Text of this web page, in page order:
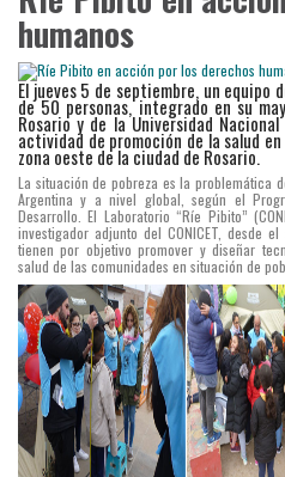
humanos
El jueves 5 de septiembre, un equipo
de 50 personas, integrado en su
Rosario y de la Universidad
actividad de promoción de la salud
zona oeste de la ciudad de Rosario.
La situación de pobreza es la problemática
Argentina y a nivel global, según el
Desarrollo. El Laboratorio “Ríe Pibito”
investigador adjunto del CONICET, desde
tienen por objetivo promover y diseñar
salud de las comunidades en situación de